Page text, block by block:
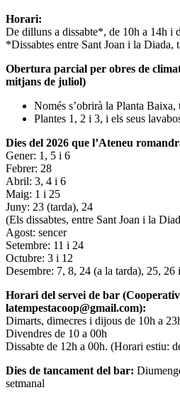
Horari:
De dilluns a dissabte*, de 10h a 14h i
*Dissabtes entre Sant Joan i la Diada,
Obertura parcial per obres de
mitjans de juliol)
Només s’obrirà la Planta
Plantes 1, 2 i 3, i els seus
Dies del 2026 que l’Ateneu
Gener: 1, 5 i 6
Febrer: 28
Abril: 3, 4 i 6
Maig: 1 i 25
Juny: 23 (tarda), 24
(Els dissabtes, entre Sant Joan i la
Agost: sencer
Setembre: 11 i 24
Octubre: 3 i 12
Desembre: 7, 8, 24 (a la tarda), 25, 26
Horari del servei de bar
latempestacoop@gmail.com):
Dimarts, dimecres i dijous de 10h a
Divendres de 10 a 00h
Dissabte de 12h a 00h. (Horari estiu:
Dies de tancament del bar:
setmanal